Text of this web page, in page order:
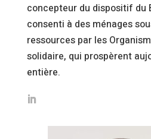
concepteur du dispositif du
consenti à des ménages
ressources par les
solidaire, qui prospèrent
entière.